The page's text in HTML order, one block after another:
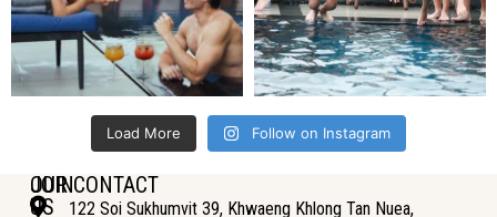
Load More Follow on Instagram
JOIN
US
OUR CONTACT
122 Soi Sukhumvit 39, Khwaeng Khlong Tan Nuea,